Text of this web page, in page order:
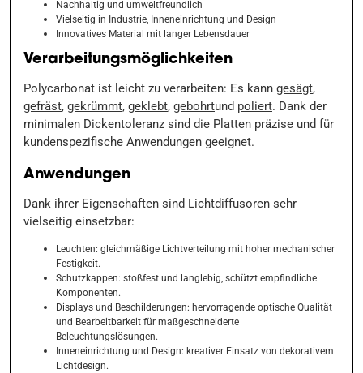
Nachhaltig und umweltfreundlich
Vielseitig in Industrie, Inneneinrichtung und Design
Innovatives Material mit langer Lebensdauer
Verarbeitungsmöglichkeiten
Polycarbonat ist leicht zu verarbeiten: Es kann gesägt,
gefräst, gekrümmt, geklebt, gebohrtund poliert. Dank der
minimalen Dickentoleranz sind die Platten präzise und für
kundenspezifische Anwendungen geeignet.
Anwendungen
Dank ihrer Eigenschaften sind Lichtdiffusoren sehr
vielseitig einsetzbar:
Leuchten: gleichmäßige Lichtverteilung mit hoher mechanischer
Festigkeit.
Schutzkappen: stoßfest und langlebig, schützt empfindliche
Komponenten.
Displays und Beschilderungen: hervorragende optische Qualität
und Bearbeitbarkeit für maßgeschneiderte
Beleuchtungslösungen.
Inneneinrichtung und Design: kreativer Einsatz von dekorativem
Lichtdesign.